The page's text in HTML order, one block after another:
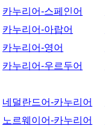
카누리어-스페인어
카누리어-아랍어
카누리어-영어
카누리어-우르두어
네덜란드어-카누리어
노르웨이어-카누리어